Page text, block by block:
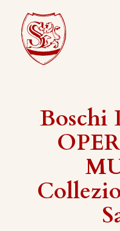
Boschi